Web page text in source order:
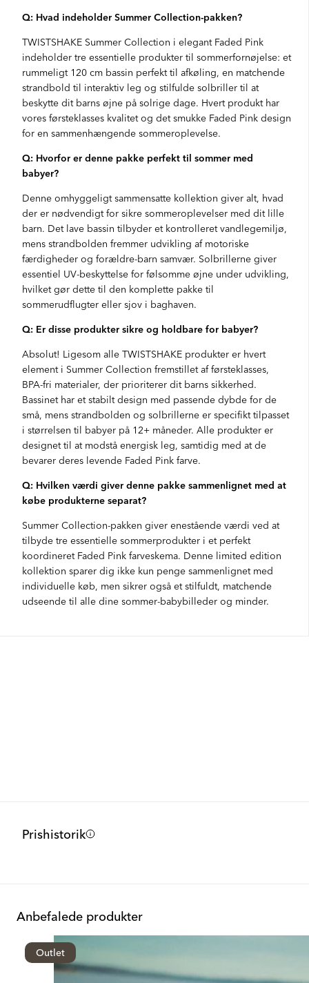
Q: Hvad indeholder Summer Collection-pakken?
TWISTSHAKE Summer Collection i elegant Faded Pink
indeholder tre essentielle produkter til sommerfornøjelse: et
rummeligt 120 cm bassin perfekt til afkøling, en matchende
strandbold til interaktiv leg og stilfulde solbriller til at
beskytte dit barns øjne på solrige dage. Hvert produkt har
vores førsteklasses kvalitet og det smukke Faded Pink design
for en sammenhængende sommeroplevelse.
Q: Hvorfor er denne pakke perfekt til sommer med
babyer?
Denne omhyggeligt sammensatte kollektion giver alt, hvad
der er nødvendigt for sikre sommeroplevelser med dit lille
barn. Det lave bassin tilbyder et kontrolleret vandlegemiljø,
mens strandbolden fremmer udvikling af motoriske
færdigheder og forældre-barn samvær. Solbrillerne giver
essentiel UV-beskyttelse for følsomme øjne under udvikling,
hvilket gør dette til den komplette pakke til
sommerudflugter eller sjov i baghaven.
Q: Er disse produkter sikre og holdbare for babyer?
Absolut! Ligesom alle TWISTSHAKE produkter er hvert
element i Summer Collection fremstillet af førsteklasses,
BPA-fri materialer, der prioriterer dit barns sikkerhed.
Bassinet har et stabilt design med passende dybde for de
små, mens strandbolden og solbrillerne er specifikt tilpasset
i størrelsen til babyer på 12+ måneder. Alle produkter er
designet til at modstå energisk leg, samtidig med at de
bevarer deres levende Faded Pink farve.
Q: Hvilken værdi giver denne pakke sammenlignet med at
købe produkterne separat?
Summer Collection-pakken giver enestående værdi ved at
tilbyde tre essentielle sommerprodukter i et perfekt
koordineret Faded Pink farveskema. Denne limited edition
kollektion sparer dig ikke kun penge sammenlignet med
individuelle køb, men sikrer også et stilfuldt, matchende
udseende til alle dine sommer-babybilleder og minder.
Prishistorik
Anbefalede produkter
Outlet